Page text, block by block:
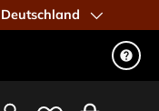
Deutschland